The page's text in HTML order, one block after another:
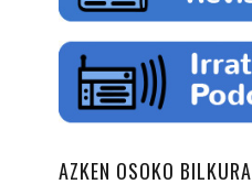
AZKEN OSOKO BILKURA